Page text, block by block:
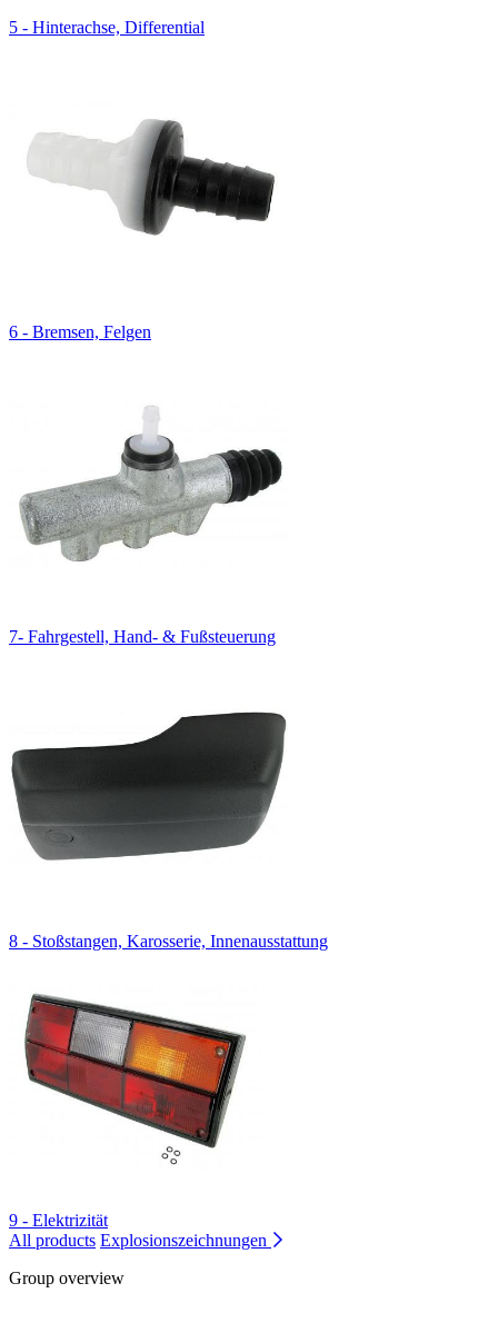
5 - Hinterachse, Differential
6 - Bremsen, Felgen
7- Fahrgestell, Hand- & Fußsteuerung
8 - Stoßstangen, Karosserie, Innenausstattung
9 - Elektrizität
All products Explosionszeichnungen
Group overview